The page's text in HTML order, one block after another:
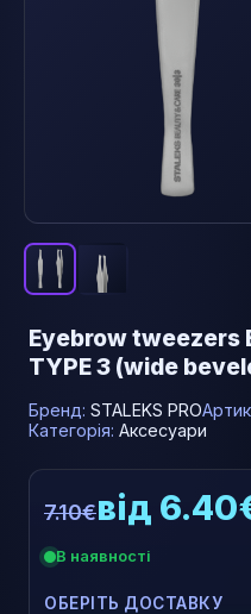
Eyebrow tweezers
TYPE 3 (wide
Бренд: STALEKS PRO
Категорія: Аксесуари
7.10€від
В наявності
ОБЕРІТЬ ДОСТАВКУ